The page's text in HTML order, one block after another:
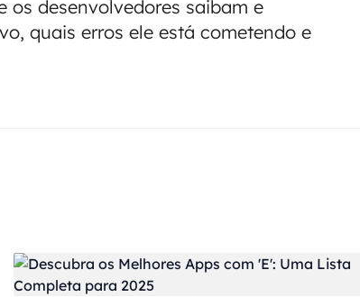
desenvolvedores saibam e
quais erros ele está cometendo e